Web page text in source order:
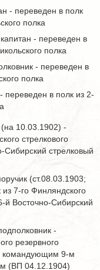
- переведен в полк
полка
- переведен в
полка
- переведен в
полка
переведен в полк из 2-
10.03.1902) -
стрелкового
Сибирский стрелковый
(ст.08.03.1903;
7-го Финляндского
й Восточно-Сибирский
-
резервного
командующим 9-м
(ВП 04.12.1904)